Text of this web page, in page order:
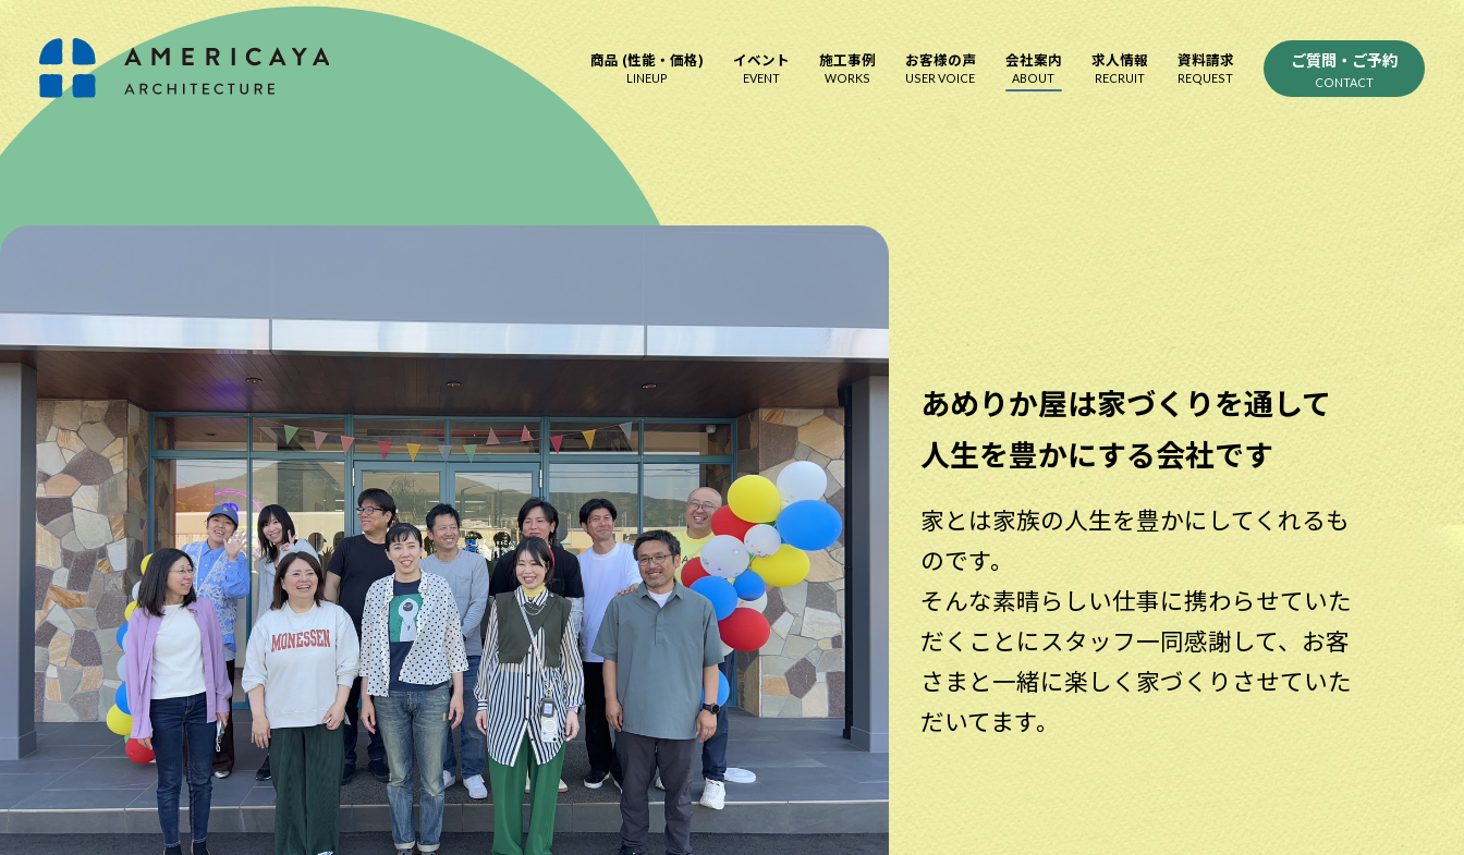
商品 (性能・価格)
LINEUP
イベント
EVENT
施工事例
WORKS
お客様の声
USER VOICE
会社案内
ABOUT
求人情報
RECRUIT
資料請求
REQUEST
ご質問・ご予約
CONTACT
あめりか屋は家づくりを通して
人生を豊かにする会社です
家とは家族の人生を豊かにしてくれるも
のです。
そんな素晴らしい仕事に携わらせていた
だくことにスタッフ一同感謝して、お客
さまと一緒に楽しく家づくりさせていた
だいてます。